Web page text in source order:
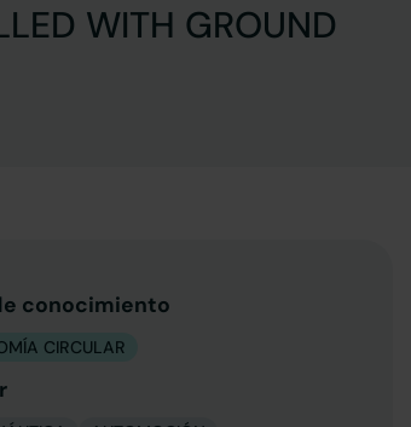
WITH GROUND
conocimiento
CIRCULAR